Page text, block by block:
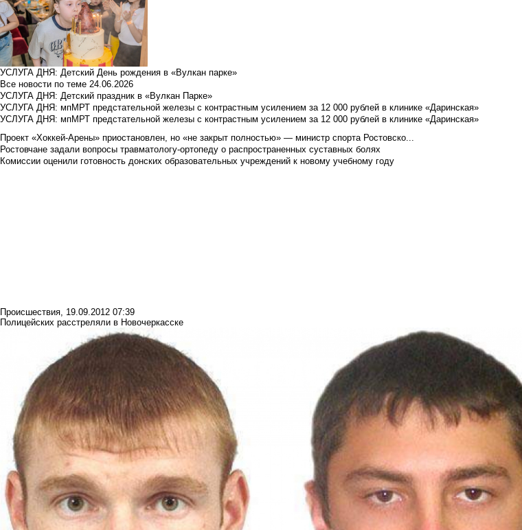
УСЛУГА ДНЯ: Детский День рождения в «Вулкан парке»
Все новости по теме 24.06.2026
УСЛУГА ДНЯ: Детский праздник в «Вулкан Парке»
УСЛУГА ДНЯ: мпМРТ предстательной железы с контрастным усилением за 12 000 рублей в клинике «Даринская»
УСЛУГА ДНЯ: мпМРТ предстательной железы с контрастным усилением за 12 000 рублей в клинике «Даринская»
Проект «Хоккей-Арены» приостановлен, но «не закрыт полностью» — министр спорта Ростовско...
Ростовчане задали вопросы травматологу-ортопеду о распространенных суставных болях
Комиссии оценили готовность донских образовательных учреждений к новому учебному году
Происшествия, 19.09.2012 07:39
Полицейских расстреляли в Новочеркасске